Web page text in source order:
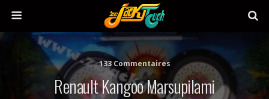
133 Commentaires
Renault Kangoo Marsupilami